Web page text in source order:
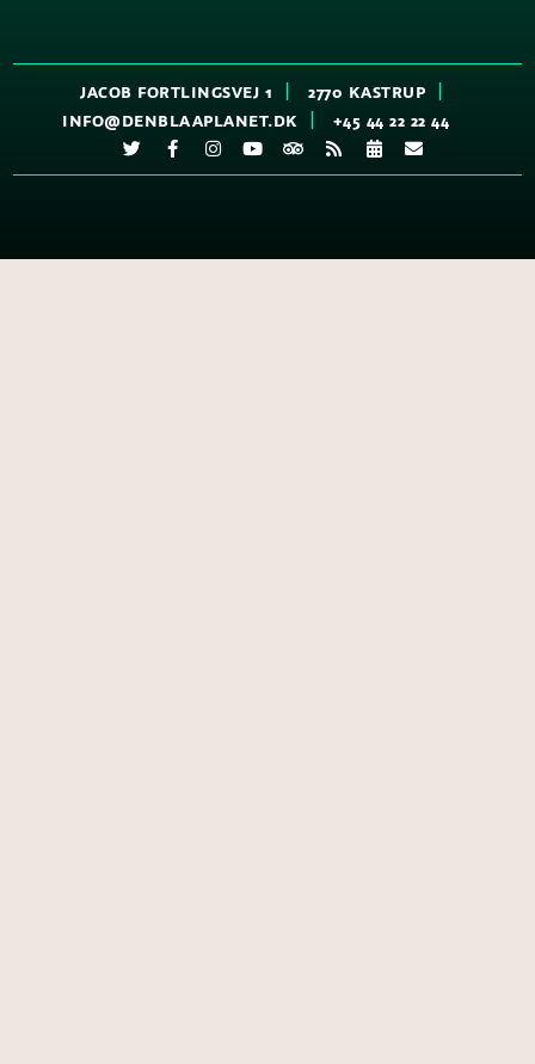
JACOB FORTLINGSVEJ 1 2770 KASTRUP
INFO@DENBLAAPLANET.DK
+45 44 22 22 44